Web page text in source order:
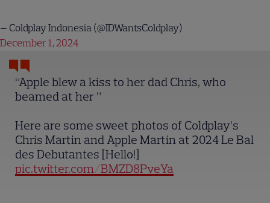
“Apple blew a kiss to her dad Chris, who
beamed at her ”
Here are some sweet photos of Coldplay’s
Chris Martin and Apple Martin at 2024 Le Bal
des Debutantes [Hello!]
pic.twitter.com/BMZD8PveYa
— Coldplay Indonesia (@IDWantsColdplay)
December 1, 2024